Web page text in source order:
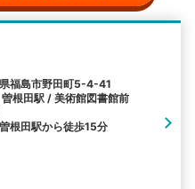
福島市野田町5-4-41
根田駅 / 美術館図書館前
根田駅から徒歩15分